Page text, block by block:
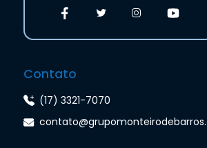
Contato
(17) 3321-7070